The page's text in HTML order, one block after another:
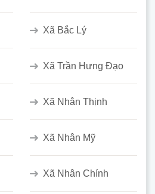
Xã Bắc Lý
Xã Trần Hưng Đạo
Xã Nhân Thịnh
Xã Nhân Mỹ
Xã Nhân Chính